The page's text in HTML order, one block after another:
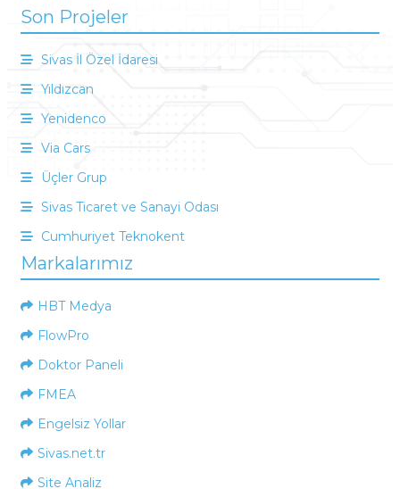
Son Projeler
Sivas İl Özel İdaresi
Yıldızcan
Yenidenco
Via Cars
Üçler Grup
Sivas Ticaret ve Sanayi Odası
Cumhuriyet Teknokent
Markalarımız
HBT Medya
FlowPro
Doktor Paneli
FMEA
Engelsiz Yollar
Sivas.net.tr
Site Analiz